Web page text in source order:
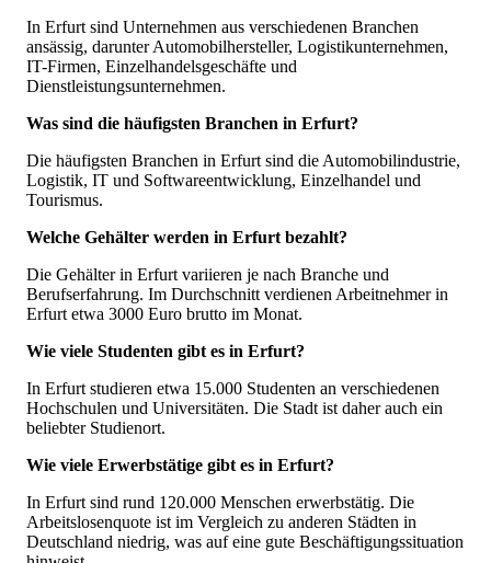
In Erfurt sind Unternehmen aus verschiedenen Branchen
ansässig, darunter Automobilhersteller, Logistikunternehmen,
IT-Firmen, Einzelhandelsgeschäfte und
Dienstleistungsunternehmen.
Was sind die häufigsten Branchen in Erfurt?
Die häufigsten Branchen in Erfurt sind die Automobilindustrie,
Logistik, IT und Softwareentwicklung, Einzelhandel und
Tourismus.
Welche Gehälter werden in Erfurt bezahlt?
Die Gehälter in Erfurt variieren je nach Branche und
Berufserfahrung. Im Durchschnitt verdienen Arbeitnehmer in
Erfurt etwa 3000 Euro brutto im Monat.
Wie viele Studenten gibt es in Erfurt?
In Erfurt studieren etwa 15.000 Studenten an verschiedenen
Hochschulen und Universitäten. Die Stadt ist daher auch ein
beliebter Studienort.
Wie viele Erwerbstätige gibt es in Erfurt?
In Erfurt sind rund 120.000 Menschen erwerbstätig. Die
Arbeitslosenquote ist im Vergleich zu anderen Städten in
Deutschland niedrig, was auf eine gute Beschäftigungssituation